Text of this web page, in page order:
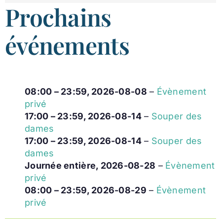
haut
Prochains
événements
08:00 – 23:59, 2026-08-08 – Évènement
privé
17:00 – 23:59, 2026-08-14– Souper des
dames
17:00 – 23:59, 2026-08-14– Souper des
dames
Journée entière, 2026-08-28 – Évènement
privé
08:00 – 23:59, 2026-08-29 – Évènement
privé